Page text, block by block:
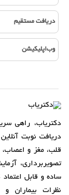
دریافت مستقیم
وب‌اپلیکیشن
دکتریاب، راهی
دریافت نوبت
قلب، مغز و
تصویربرداری،
ساده و قابل
نظرات بیماران